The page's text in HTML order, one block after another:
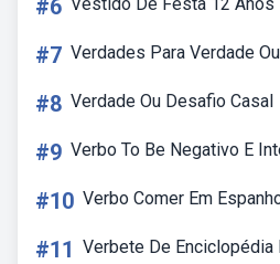
#6
#7 Verdades Para Verdade
#8 Verdade Ou Desafio Casal
#9 Verbo To Be Negativo E
#10 Verbo Comer Em
#11 Verbete De Enciclopédia